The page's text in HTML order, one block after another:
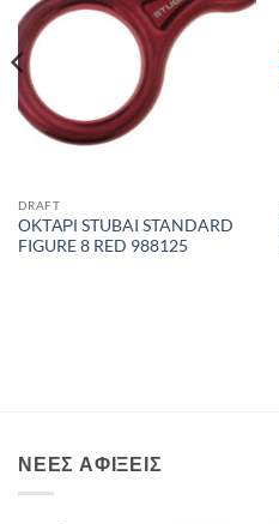
DRAFT
ΟΚΤΑΡΙ STUBAI STANDARD
FIGURE 8 RED 988125
ΝΈΕΣ ΑΦΊΞΕΙΣ